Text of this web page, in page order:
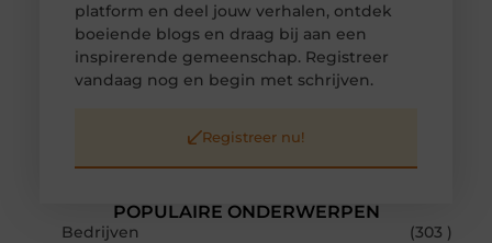
POPULAIRE ONDERWERPEN
Bedrijven
(303 )
platform en deel jouw verhalen, ontdek
boeiende blogs en draag bij aan een
inspirerende gemeenschap. Registreer
vandaag nog en begin met schrijven.
Registreer nu!